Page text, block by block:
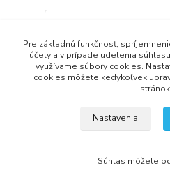
Pre základnú funkčnosť,
účely a v prípade udelenia
využívame súbory cookies.
cookies môžete kedykoľvek
Nastavenia
Súhlas môžete